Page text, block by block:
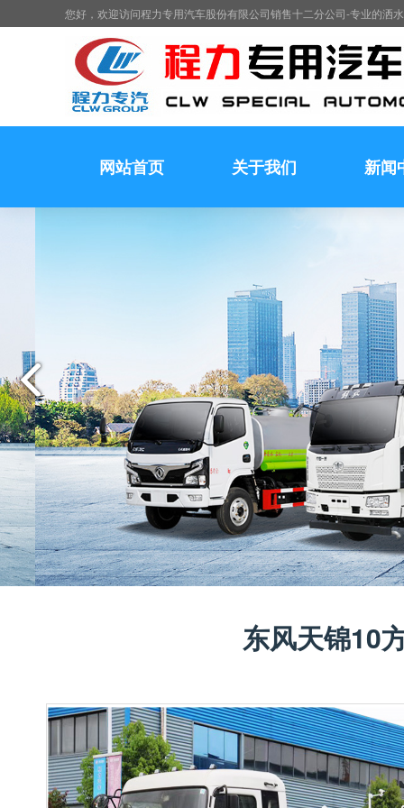
您好，欢迎访问程力专用汽车股份有限公司销售十二分公司-专业的洒
网站首页 关于我们 新闻
东风天锦10